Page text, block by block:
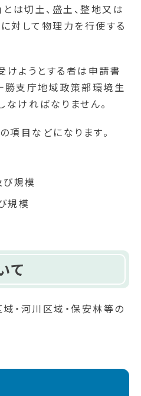
とは切土、盛土、整地又は
対して物理力を行使する
ようとする者は申請書
勝支庁地域政策部環境生
ければなりません。
項目などになります。
び規模
規模
て
・河川区域・保安林等の